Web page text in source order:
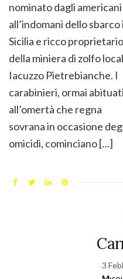
nominato dagli americani
all’indomani dello sbarco
Sicilia e ricco proprietario
della miniera di zolfo
Iacuzzo Pietrebianche. I
carabinieri, ormai abituati
all’omertà che regna
sovrana in occasione
omicidi, cominciano […]
3